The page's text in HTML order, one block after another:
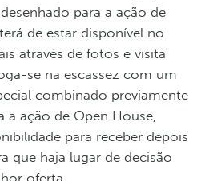
para a ação de
de estar disponível no
através de fotos e visita
se na escassez com um
combinado previamente
ação de Open House,
para receber depois
que haja lugar de decisão
oferta.